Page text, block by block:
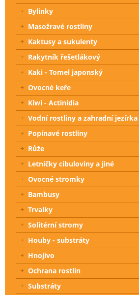
Bylinky
Masožravé rostliny
Kaktusy a sukulenty
Rakytník řešetlákový
Kaki - Tomel japonský
Ovocné keře
Kiwi - Actinidia
Vodní rostliny a zahradní jezírka
Popínavé rostliny
Růže
Letničky cibuloviny a jiné
Ovocné stromky
Bambusy
Trvalky
Solitérní stromy
Houby - substráty
Hnojivo
Ochrana rostlin
Substráty